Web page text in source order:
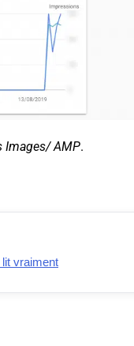
Images/ AMP.
lit vraiment